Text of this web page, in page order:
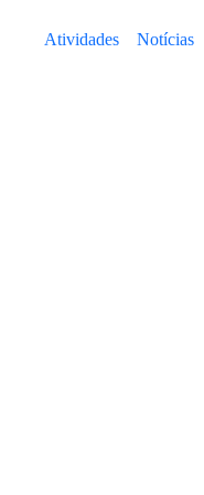
Atividades Notícias